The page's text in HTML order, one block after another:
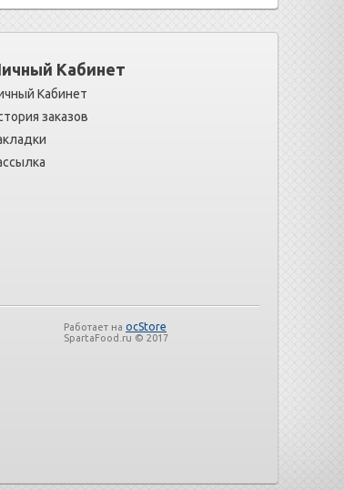
Кабинет
Кабинет
заказов
Работает на ocStore
SpartaFood.ru © 2017